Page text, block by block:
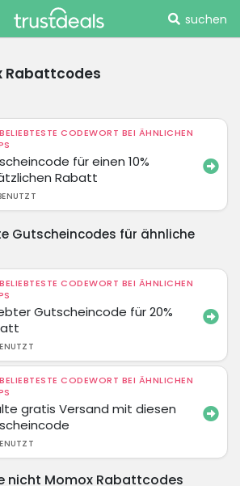
suchen
Rabattcodes
CODEWORT BEI ÄHNLICHEN
für einen 10%
Rabatt
Gutscheincodes für ähnliche
CODEWORT BEI ÄHNLICHEN
Gutscheincode für 20%
CODEWORT BEI ÄHNLICHEN
gratis Versand mit diesen
nicht Momox Rabattcodes